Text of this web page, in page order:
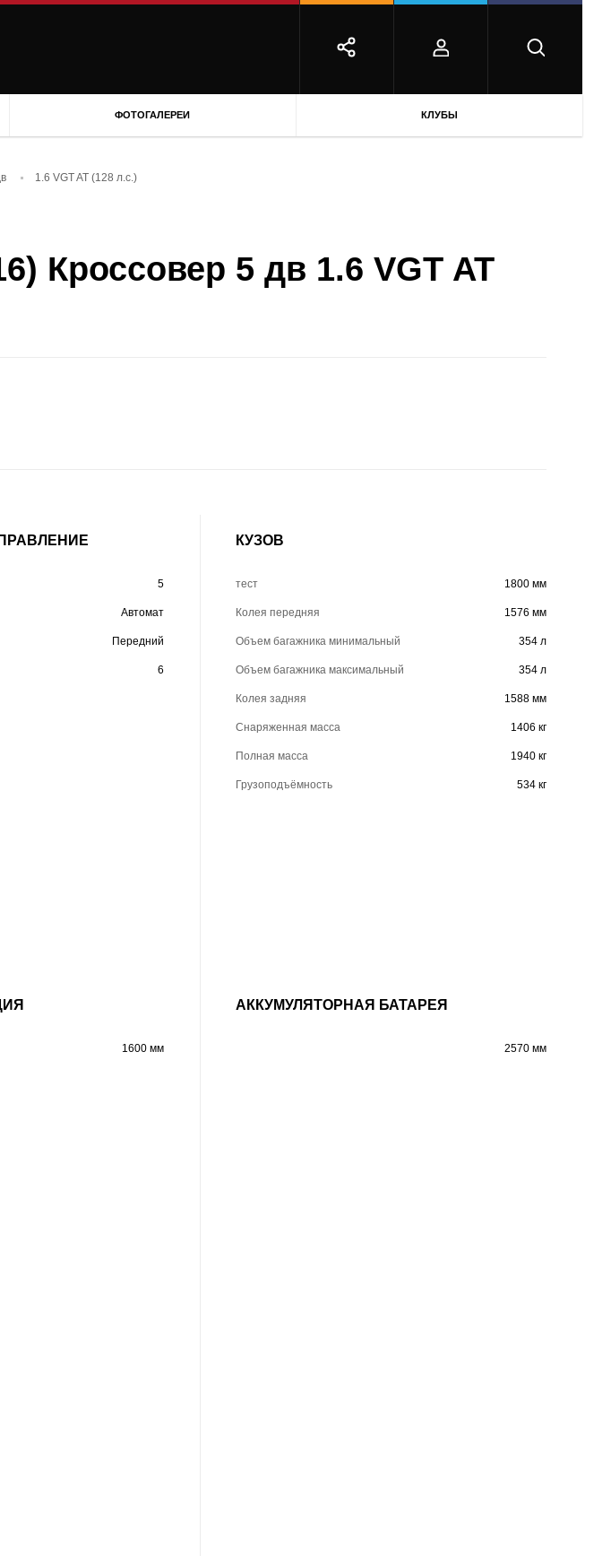
ФОТОГАЛЕРЕИ КЛУБЫ
1.6 VGT AT (128 л.с.)
Кроссовер 5 дв 1.6 VGT AT
5
Автомат
Передний
6
КУЗОВ
тест 1800 мм
Колея передняя 1576 мм
Объем багажника минимальный 354 л
Объем багажника максимальный 354 л
Колея задняя 1588 мм
Снаряженная масса 1406 кг
Полная масса 1940 кг
Грузоподъёмность 534 кг
1600 мм
АККУМУЛЯТОРНАЯ БАТАРЕЯ
2570 мм